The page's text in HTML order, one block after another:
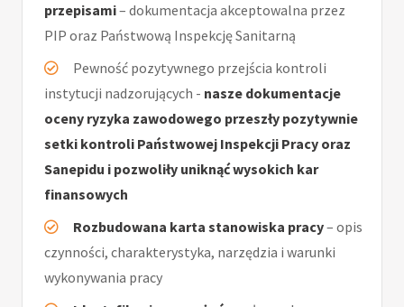
przepisami– dokumentacja akceptowalna przez
PIP oraz Państwową Inspekcję Sanitarną
Pewność pozytywnego przejścia kontroli
instytucji nadzorujących - nasze dokumentacje
oceny ryzyka zawodowego przeszły pozytywnie
setki kontroli Państwowej Inspekcji Pracy oraz
Sanepidu i pozwoliły uniknąć wysokich kar
finansowych
Rozbudowana karta stanowiska pracy– opis
czynności, charakterystyka, narzędzia i warunki
wykonywania pracy